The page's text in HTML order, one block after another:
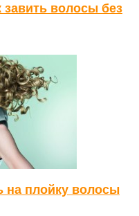
волосы без
на плойку волосы